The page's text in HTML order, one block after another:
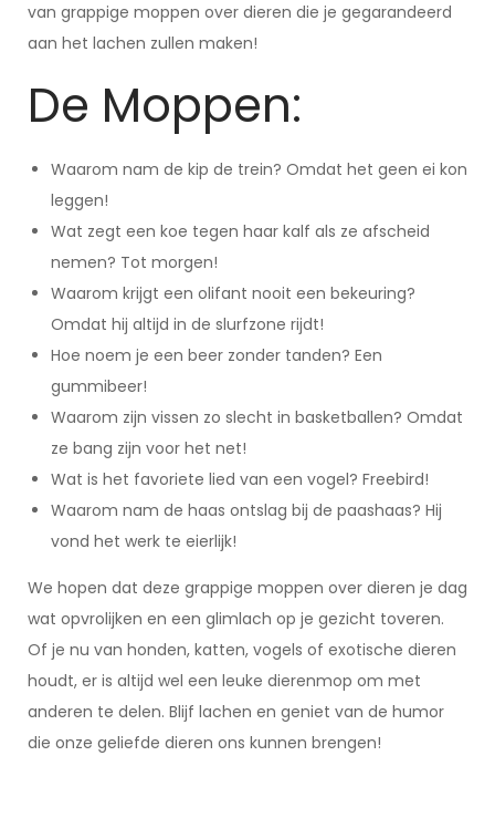
van grappige moppen over dieren die je gegarandeerd
aan het lachen zullen maken!
De Moppen:
Waarom nam de kip de trein? Omdat het geen ei kon
leggen!
Wat zegt een koe tegen haar kalf als ze afscheid
nemen? Tot morgen!
Waarom krijgt een olifant nooit een bekeuring?
Omdat hij altijd in de slurfzone rijdt!
Hoe noem je een beer zonder tanden? Een
gummibeer!
Waarom zijn vissen zo slecht in basketballen? Omdat
ze bang zijn voor het net!
Wat is het favoriete lied van een vogel? Freebird!
Waarom nam de haas ontslag bij de paashaas? Hij
vond het werk te eierlijk!
We hopen dat deze grappige moppen over dieren je dag
wat opvrolijken en een glimlach op je gezicht toveren.
Of je nu van honden, katten, vogels of exotische dieren
houdt, er is altijd wel een leuke dierenmop om met
anderen te delen. Blijf lachen en geniet van de humor
die onze geliefde dieren ons kunnen brengen!